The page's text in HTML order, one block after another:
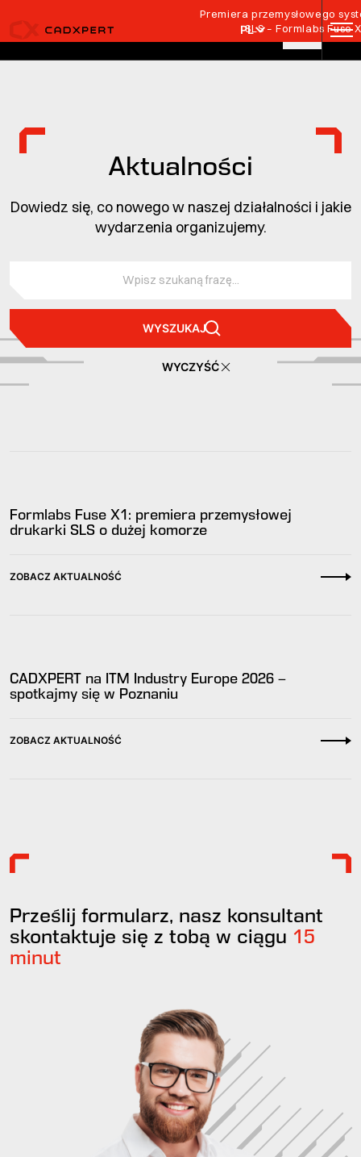
Premiera przemysłowego
SLS – Formlabs Fuse
PL
Aktualności
Dowiedz się, co nowego w naszej działalności i jakie
wydarzenia organizujemy.
WYSZUKAJ
WYCZYŚĆ
Formlabs Fuse X1: premiera przemysłowej
drukarki SLS o dużej komorze
ZOBACZ AKTUALNOŚĆ
CADXPERT na ITM Industry Europe 2026 –
spotkajmy się w Poznaniu
ZOBACZ AKTUALNOŚĆ
Prześlij formularz, nasz konsultant
skontaktuje się z tobą w ciągu 15
minut